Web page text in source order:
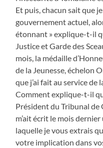
Et puis, chacun sait que
gouvernement actuel,
étonnant » explique-t-il
Justice et Garde des
mois, la médaille
de la Jeunesse, échelon
que j’ai fait au service de
Comment explique-t-il
Président du Tribunal de
m’ait écrit le mois
laquelle je vous extrais
votre implication dans